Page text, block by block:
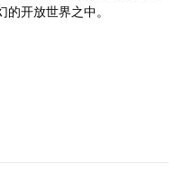
开放世界之中。